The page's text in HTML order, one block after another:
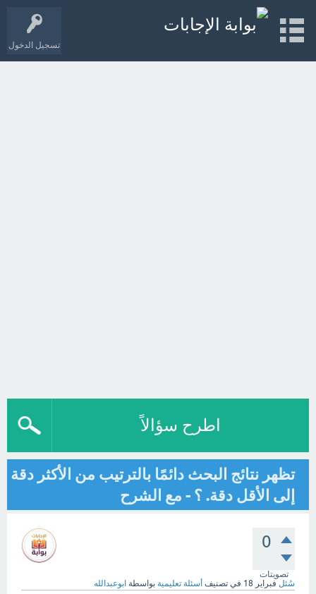
تسجيل الدخول
اطرح سؤالاً
تظهر نتائج البحث دائمًا بالترتيب من الأكثر دقة
إلى الأقل دقة. ؟ - مع الشرح
0
تصويتات
سُئل فبراير 18 في تصنيف أسئلة تعليمية بواسطة ابوعبدالله